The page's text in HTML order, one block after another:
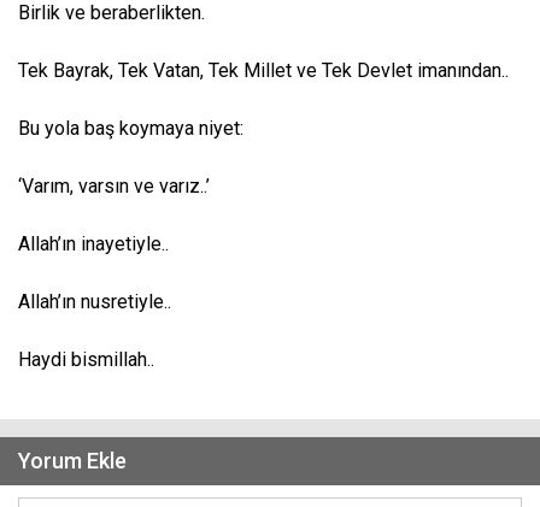
Birlik ve beraberlikten.
Tek Bayrak, Tek Vatan, Tek Millet ve Tek Devlet imanından..
Bu yola baş koymaya niyet:
‘Varım, varsın ve varız..’
Allah’ın inayetiyle..
Allah’ın nusretiyle..
Haydi bismillah..
Yorum Ekle